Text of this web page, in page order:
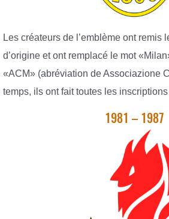
Les créateurs de l’emblème ont remis
d’origine et ont remplacé le mot
«ACM» (abréviation de Associazione
temps, ils ont fait toutes les
1981 – 1987